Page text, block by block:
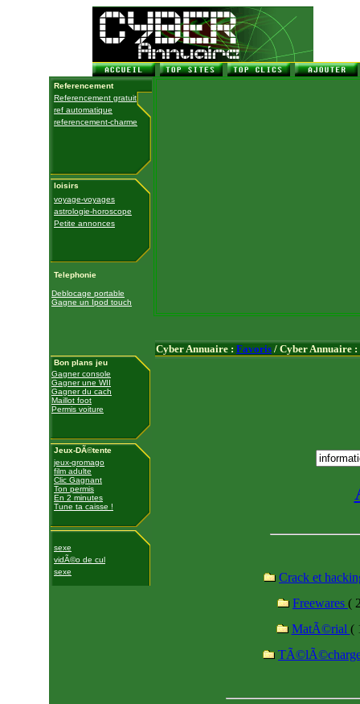
Referencement
Referencement gratuit
ref automatique
referencement-charme
loisirs
voyage-voyages
astrologie-horoscope
Petite annonces
Telephonie
Deblocage portable
Gagne un Ipod touch
Bon plans jeu
Gagner console
Gagner une WII
Gagner du cach
Maillot foot
Permis voiture
Jeux-DÃ©tente
jeux-gromago
film adulte
Clic Gagnant
Ton permis
En 2 minutes
Tune ta caisse !
sexe
vidÃ©o de cul
sexe
Cyber Annuaire : Favoris / Cyber Annuaire :
Crack et
Freewares (
MatÃ©rial (